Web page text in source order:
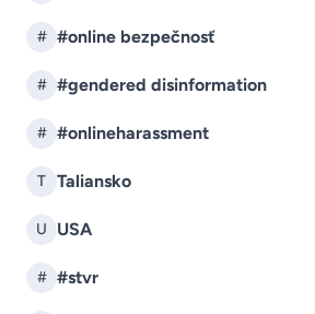
# #online bezpečnosť
# #gendered disinformation
# #onlineharassment
T Taliansko
U USA
# #stvr